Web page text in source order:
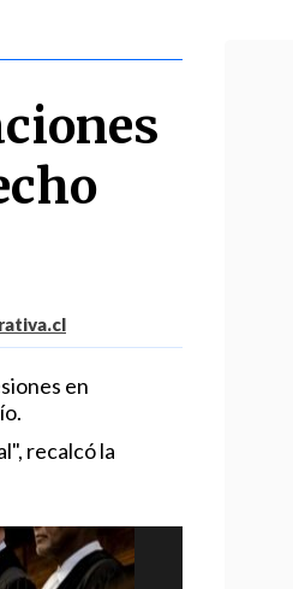
en
recalcó la